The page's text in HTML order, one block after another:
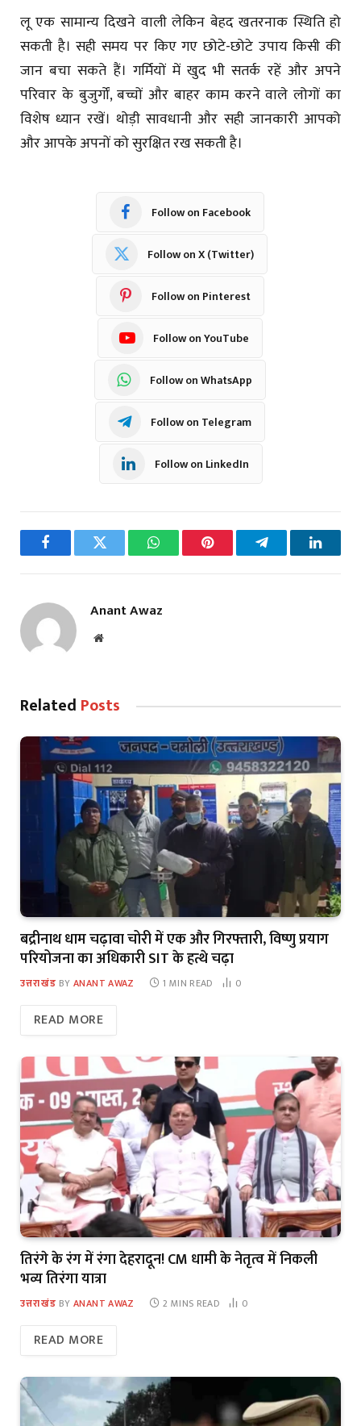
लू एक सामान्य दिखने वाली लेकिन बेहद खतरनाक स्थिति हो
सकती है। सही समय पर किए गए छोटे-छोटे उपाय किसी की
जान बचा सकते हैं। गर्मियों में खुद भी सतर्क रहें और अपने
परिवार के बुजुर्गों, बच्चों और बाहर काम करने वाले लोगों का
विशेष ध्यान रखें। थोड़ी सावधानी और सही जानकारी आपको
और आपके अपनों को सुरक्षित रख सकती है।
Follow on Facebook
Follow on X (Twitter)
Follow on Pinterest
Follow on YouTube
Follow on WhatsApp
Follow on Telegram
Follow on LinkedIn
FacebookTwitter WhatsAppPinterest Telegram
Anant Awaz
Website
Related Posts
बद्रीनाथ धाम चढ़ावा चोरी में एक और गिरफ्तारी, विष्णु प्रयाग
परियोजना का अधिकारी SIT के हत्थे चढ़ा
उत्तराखंड BY ANANT AWAZ 1 MIN READ 0
READ MORE
तिरंगे के रंग में रंगा देहरादून! CM धामी के नेतृत्व में निकली
भव्य तिरंगा यात्रा
उत्तराखंड BY ANANT AWAZ 2 MINS READ 0
READ MORE